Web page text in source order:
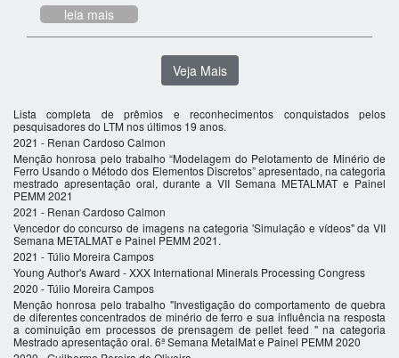
leia mais
Veja Mais
Lista completa de prêmios e reconhecimentos conquistados pelos
pesquisadores do LTM nos últimos 19 anos.
2021 - Renan Cardoso Calmon
Menção honrosa pelo trabalho “Modelagem do Pelotamento de Minério de
Ferro Usando o Método dos Elementos Discretos” apresentado, na categoria
mestrado apresentação oral, durante a VII Semana METALMAT e Painel
PEMM 2021
2021 - Renan Cardoso Calmon
Vencedor do concurso de imagens na categoria 'Simulação e vídeos" da VII
Semana METALMAT e Painel PEMM 2021.
2021 - Túlio Moreira Campos
Young Author's Award - XXX International Minerals Processing Congress
2020 - Túlio Moreira Campos
Menção honrosa pelo trabalho "Investigação do comportamento de quebra
de diferentes concentrados de minério de ferro e sua influência na resposta
a cominuição em processos de prensagem de pellet feed " na categoria
Mestrado apresentação oral. 6ª Semana MetalMat e Painel PEMM 2020